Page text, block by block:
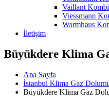
Vaillant
Viessmann
Warmhaus
İletişim
Büyükdere Klima
Ana Sayfa
İstanbul Klima Gaz
Büyükdere Klima Gaz